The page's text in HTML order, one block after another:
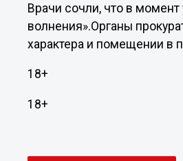
Врачи сочли, что в момент
волнения».Органы
характера и помещении в
18+
18+